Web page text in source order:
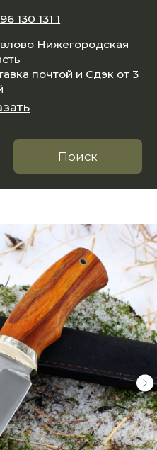
и Сдэк от 3